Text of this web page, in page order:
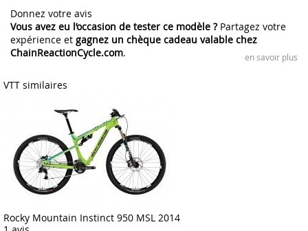
Donnez votre avis
Vous avez eu l’occasion de tester ce modèle ?Partagez votre
expérience et gagnez un chèque cadeau valable chez
ChainReactionCycle.com. en savoir plus
VTT similaires
Rocky Mountain Instinct 950 MSL 2014